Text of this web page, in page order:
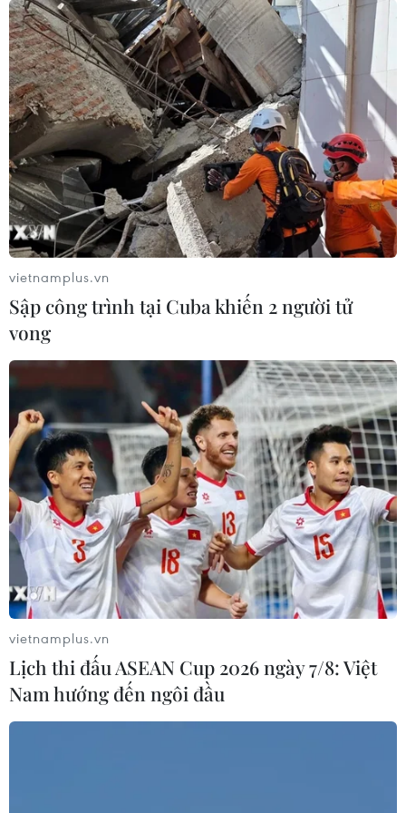
lớn của Australia gồm Sydney, Melbourne, Brisbane,
Adelaide và Perth đã lên mức 1,82 USD/l (tương đương
1,32 USD) vào cuối tháng Hai vừa qua.
Giá dầu châu Á giảm sau những nỗ lực
chấm dứt căng thẳng Nga-Ukirane
14/03/2022 10:14
Vào lúc 14 giờ 41 phút, giá dầu Brent biển Bắc giảm
khoảng 3,81 USD/thùng (3,4%) xuống 108,86 USD/thùng.
Trong khi đó, giá dầu thô ngọt nhẹ Mỹ (WTI) giảm 3,85
USD/thùng (3,5%) xuống 105,48 USD/thùng.
vietnamplus.vn
Sập công trình tại Cuba khiến 2 người tử
vong
vietnamplus.vn
Lịch thi đấu ASEAN Cup 2026 ngày 7/8: Việt
Nam hướng đến ngôi đầu